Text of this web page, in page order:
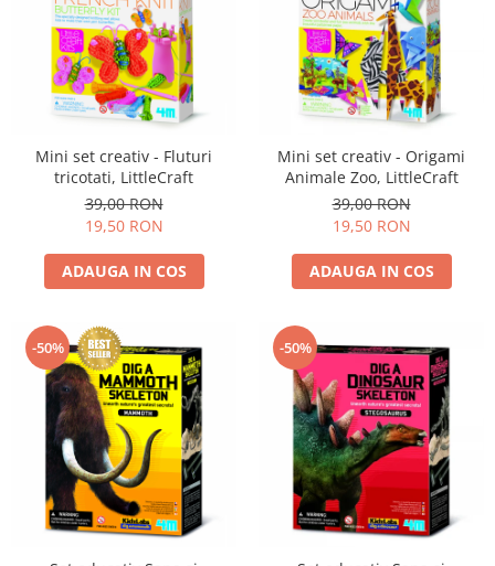
Mini set creativ - Fluturi
tricotati, LittleCraft
39,00 RON
19,50 RON
ADAUGA IN COS
Mini set creativ - Origami
Animale Zoo, LittleCraft
39,00 RON
19,50 RON
ADAUGA IN COS
-50% -50%